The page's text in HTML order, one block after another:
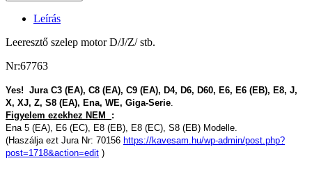
Leírás
Leeresztő szelep motor D/J/Z/ stb.
Nr:67763
Yes! Jura C3 (EA), C8 (EA), C9 (EA), D4, D6, D60, E6, E6 (EB), E8, J,
X, XJ, Z, S8 (EA), Ena, WE, Giga-Serie
Figyelem ezekhez NEM :
Ena 5 (EA), E6 (EC), E8 (EB), E8 (EC), S8 (EB) Modelle.
(Haszálja ezt Jura Nr: 70156 https://kavesam.hu/wp-admin/post.php?
post=1718&action=edit )